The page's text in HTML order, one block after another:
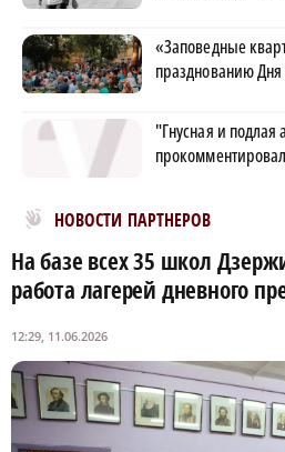
«Заповедные
празднованию Дня
"Гнусная и
НОВОСТИ ПАРТНЕРОВ
Новости МирТесен
На базе всех 35 школ
работа лагерей дневного
12:29, 11.06.2026